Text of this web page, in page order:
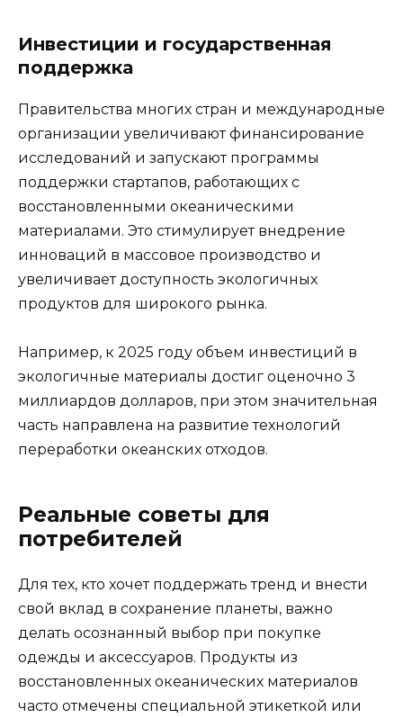
Инвестиции и государственная
поддержка
Правительства многих стран и международные
организации увеличивают финансирование
исследований и запускают программы
поддержки стартапов, работающих с
восстановленными океаническими
материалами. Это стимулирует внедрение
инноваций в массовое производство и
увеличивает доступность экологичных
продуктов для широкого рынка.
Например, к 2025 году объем инвестиций в
экологичные материалы достиг оценочно 3
миллиардов долларов, при этом значительная
часть направлена на развитие технологий
переработки океанских отходов.
Реальные советы для
потребителей
Для тех, кто хочет поддержать тренд и внести
свой вклад в сохранение планеты, важно
делать осознанный выбор при покупке
одежды и аксессуаров. Продукты из
восстановленных океанических материалов
часто отмечены специальной этикеткой или